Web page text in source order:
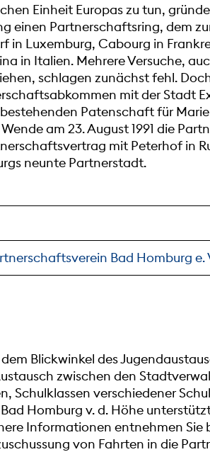
Einheit Europas zu tun,
einen Partnerschaftsring, dem
Luxemburg, Cabourg in
in Italien. Mehrere Versuche,
schlagen zunächst fehl.
mit der Stadt
Patenschaft für
am 23. August 1991 die
mit Peterhof in
neunte Partnerstadt.
Bad Homburg e.
Blickwinkel des
zwischen den
Schulklassen verschiedener
Homburg v. d. Höhe
Informationen entnehmen Sie
von Fahrten in die